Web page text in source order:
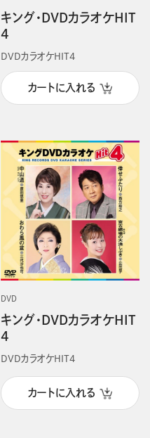
キング・DVDカラオケHIT
4
DVDカラオケHIT4
カートに入れる
DVD
キング・DVDカラオケHIT
4
DVDカラオケHIT4
カートに入れる